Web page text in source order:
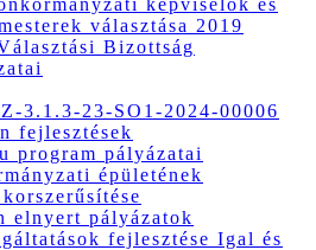
képviselők és
választása 2019
Bizottság
3.1.3-23-SO1-2024-00006
fejlesztések
program pályázatai
épületének
elnyert pályázatok
fejlesztése Igal és